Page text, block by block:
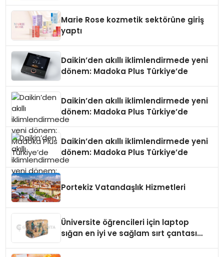
Marie Rose kozmetik sektörüne giriş
yaptı
Daikin’den akıllı iklimlendirmede yeni
dönem: Madoka Plus Türkiye’de
Daikin’den akıllı iklimlendirmede yeni
dönem: Madoka Plus Türkiye’de
Daikin’den akıllı iklimlendirmede yeni
dönem: Madoka Plus Türkiye’de
Portekiz Vatandaşlık Hizmetleri
Üniversite öğrencileri için laptop
sığan en iyi ve sağlam sırt çantası